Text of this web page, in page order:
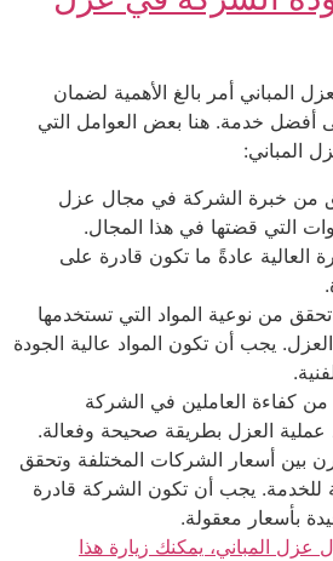
المباني أمر بالغ الأهمية لضمان
خدمة. هنا بعض العوامل التي
المباني:
من خبرة الشركة في مجال عزل
التي قضتها في هذا المجال.
العالية عادةً ما تكون قادرة على
من نوعية المواد التي تستخدمها
يجب أن تكون المواد عالية الجودة
من كفاءة العاملين في الشركة
عملية العزل بطريقة صحيحة وفعالة.
بين أسعار الشركات المختلفة وتحقق
للخدمة. يجب أن تكون الشركة قادرة
بأسعار معقولة.
عزل المباني، يمكنك زيارة هذا